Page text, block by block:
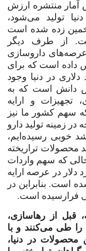
آمار منتشره ارزش
تولید می‌شود،
دلار تخمین زده شده است
از طرف دیگر
داروسازی
داده است که برای
دلاری در دنیا وجود
دانش است که به
تجهیزات و ارایه
سهم کشور ما نیز
زمینه تولید دارو
خوبی رسیده‌ایم،
محصولات تراریخته
که سهم واردات
دلار در عرصه ارایه
است. بنابراین در
فرارسیده است.
قبل از رهاسازی،
را طی می‌کنند و با
محصولات در دنیا،